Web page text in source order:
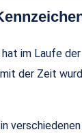
im Laufe
der Zeit